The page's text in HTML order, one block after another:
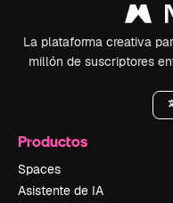
La plataforma creativa
millón de suscriptores
Productos
Spaces
Asistente de IA